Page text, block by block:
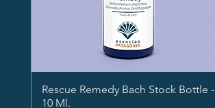
Rescue Remedy Bach Stock Bottle -
10 Ml.